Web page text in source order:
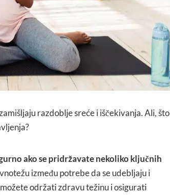
razdoblje sreće i iščekivanja. Ali, što
ako se pridržavate nekoliko ključnih
između potrebe da se udebljaju i
održati zdravu težinu i osigurati